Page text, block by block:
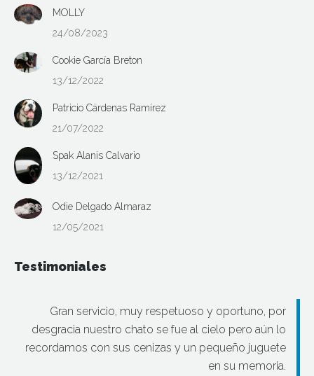
MOLLY
24/08/2023
Cookie García Breton
13/12/2022
Patricio Cárdenas Ramírez
21/07/2022
Spak Alanis Calvario
13/12/2021
Odie Delgado Almaraz
12/05/2021
Testimoniales
Gran servicio, muy respetuoso y oportuno, por
desgracia nuestro chato se fue al cielo pero aún lo
recordamos con sus cenizas y un pequeño juguete
en su memoria.